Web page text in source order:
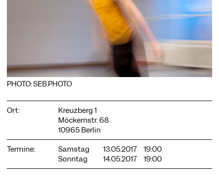
PHOTO: SEB.PHOTO
Ort:
Kreuzberg 1
Möckernstr. 68
10965 Berlin
Termine:
Samstag 13.05.2017
19:00
Sonntag
14.05.2017 19:00
COOKIE-EINSTELLUNGEN
Wir verwenden Cookies und Inhalte externer Anbieter auf
unserer Website. Notwendige Cookies sind essenziell, damit
Sie die Website nutzen können. Andere Cookies helfen uns,